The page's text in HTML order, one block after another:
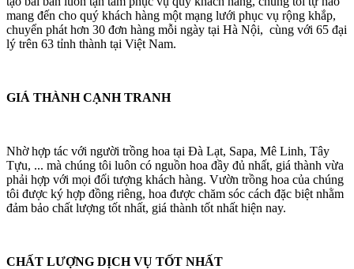
mang đến cho quý khách hàng một mạng lưới phục vụ rộng khắp,
chuyển phát hơn 30 đơn hàng mỗi ngày tại Hà Nội, cùng với 65 đại
lý trên 63 tỉnh thành tại Việt Nam.
GIÁ THÀNH CẠNH TRANH
Nhờ hợp tác với người trồng hoa tại Đà Lạt, Sapa, Mê Linh, Tây
Tựu, ... mà chúng tôi luôn có nguồn hoa đầy đủ nhất, giá thành vừa
phải hợp với mọi đối tượng khách hàng. Vườn trồng hoa của chúng
tôi được ký hợp đồng riêng, hoa được chăm sóc cách đặc biệt nhằm
đảm bảo chất lượng tốt nhất, giá thành tốt nhất hiện nay.
CHẤT LƯỢNG DỊCH VỤ TỐT NHẤT